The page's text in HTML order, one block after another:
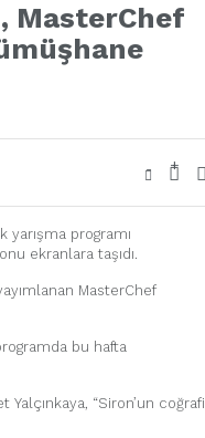
MasterChef
- +
programı
ekranlara taşıdı.
MasterChef
bu hafta
“Siron’un coğrafi